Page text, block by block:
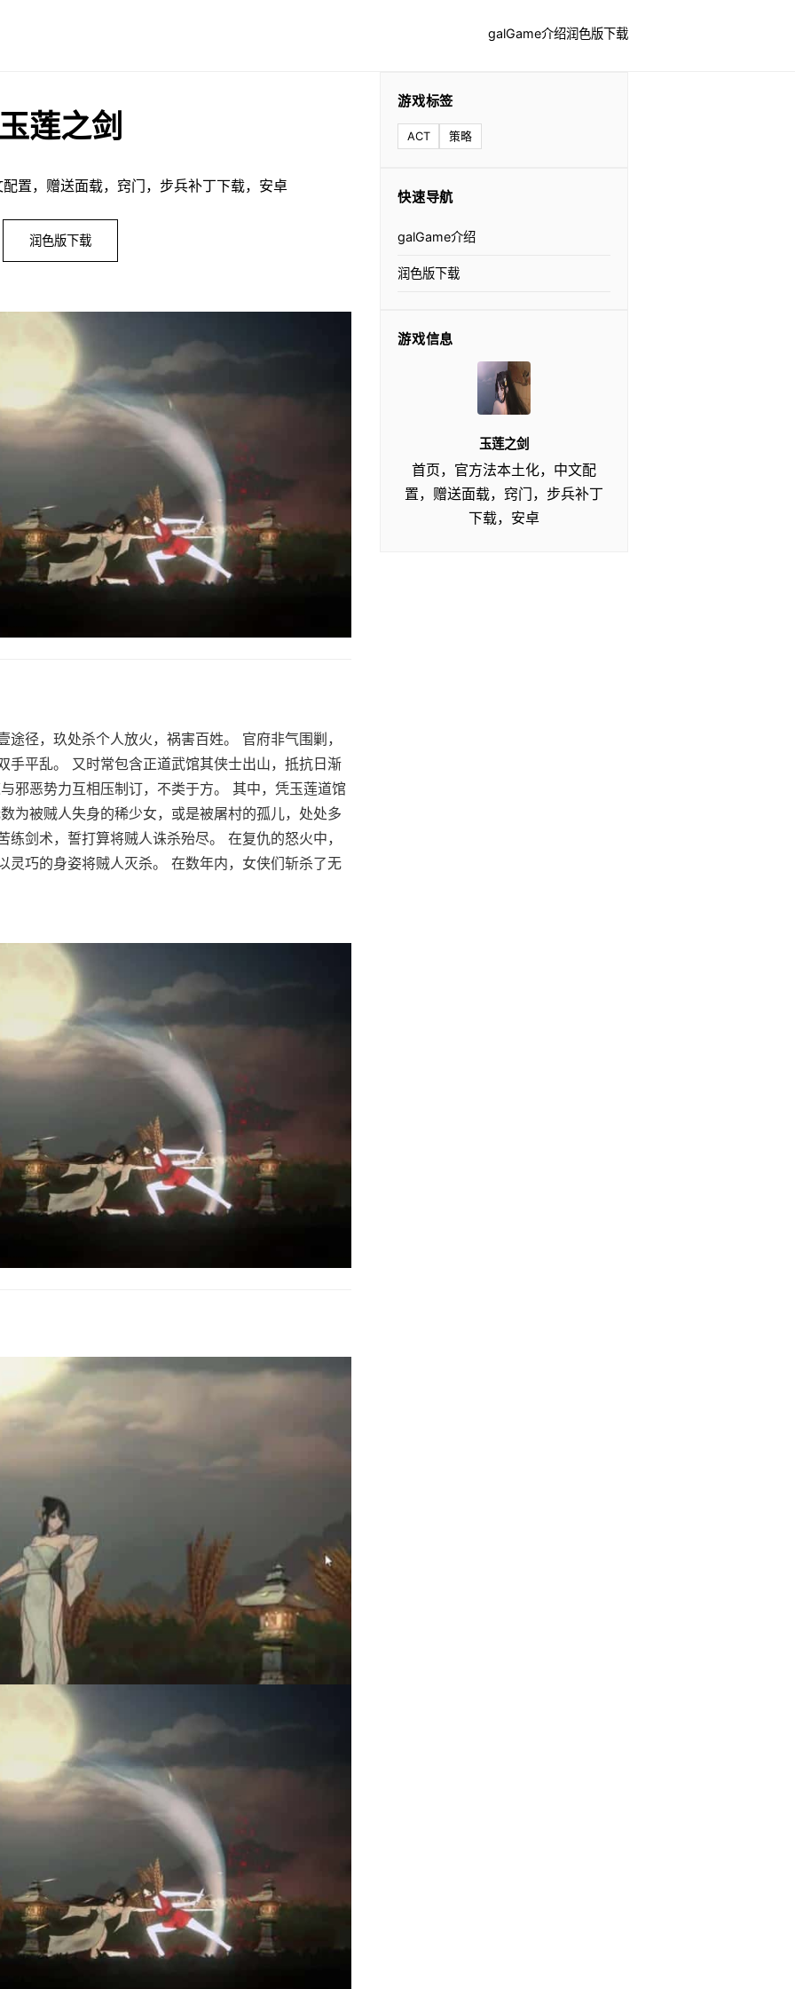
galGame介绍润色版下载
莲之剑
置，赠送面载，窍门，步兵补丁下载，安卓
润色版下载
径，玖处杀个人放火，祸害百姓。 官府非气围剿，
手平乱。 又时常包含正道武馆其侠士出山，抵抗日渐
邪恶势力互相压制订，不类于方。 其中，凭玉莲道馆
为被贼人失身的稀少女，或是被屠村的孤儿，处处多
剑术，誓打算将贼人诛杀殆尽。 在复仇的怒火中，
灵巧的身姿将贼人灭杀。 在数年内，女侠们斩杀了无
游戏标签
ACT 策略
快速导航
galGame介绍
润色版下载
游戏信息
玉莲之剑
首页，官方法本土化，中文配
置，赠送面载，窍门，步兵补丁
下载，安卓